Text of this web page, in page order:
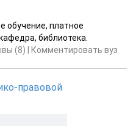
обучение, платное
библиотека.
(8)
Комментировать вуз
правовой